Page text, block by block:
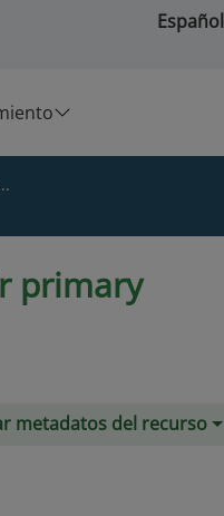
Español
primary
metadatos del recurso